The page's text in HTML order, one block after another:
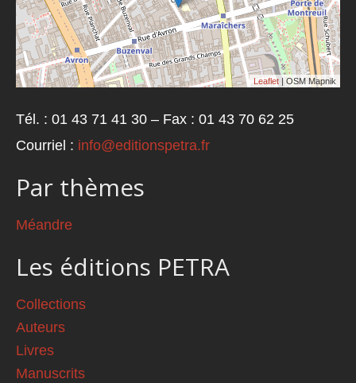
Leaflet | OSM Mapnik
Tél. : 01 43 71 41 30 – Fax : 01 43 70 62 25
Courriel : info@editionspetra.fr
Par thèmes
Méandre
Les éditions PETRA
Collections
Auteurs
Livres
Manuscrits